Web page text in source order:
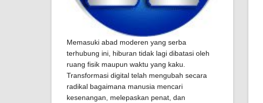
Memasuki abad moderen yang serba
terhubung ini, hiburan tidak lagi dibatasi oleh
ruang fisik maupun waktu yang kaku.
Transformasi digital telah mengubah secara
radikal bagaimana manusia mencari
kesenangan, melepaskan penat, dan